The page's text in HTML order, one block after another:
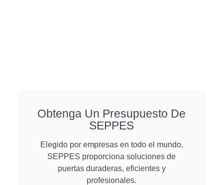
Obtenga Un Presupuesto De
SEPPES
Elegido por empresas en todo el mundo,
SEPPES proporciona soluciones de
puertas duraderas, eficientes y
profesionales.